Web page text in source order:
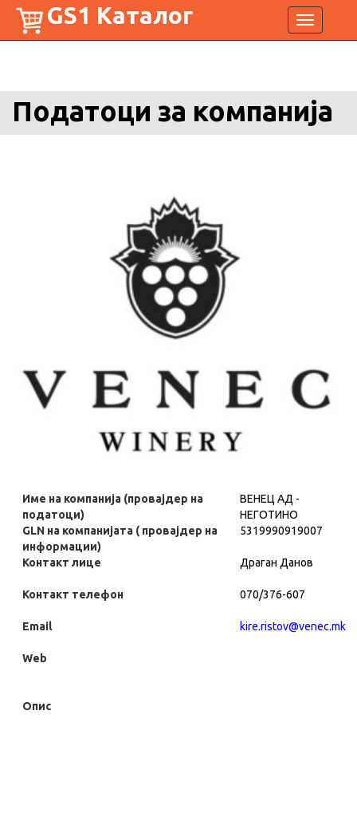
Toggle
navigation
GS1 Каталог
Податоци за компанија
Име на компанија (провајдер на
податоци)
ВЕНЕЦ АД -
НЕГОТИНО
GLN на компанијата ( провајдер на
информации)
5319990919007
Контакт лице Драган Данов
Контакт телефон 070/376-607
Email kire.ristov@venec.mk
Web
Опис